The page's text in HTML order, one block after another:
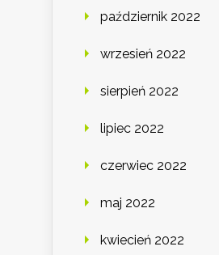
październik 2022
wrzesień 2022
sierpień 2022
lipiec 2022
czerwiec 2022
maj 2022
kwiecień 2022